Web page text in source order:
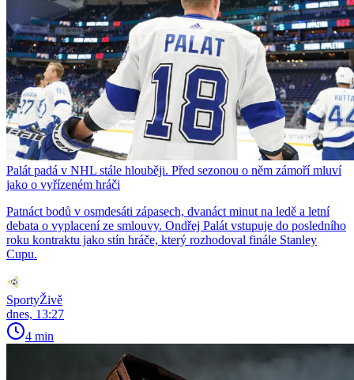
Palát padá v NHL stále hlouběji. Před sezonou o něm zámoří mluví
jako o vyřízeném hráči
Patnáct bodů v osmdesáti zápasech, dvanáct minut na ledě a letní
debata o vyplacení ze smlouvy. Ondřej Palát vstupuje do posledního
roku kontraktu jako stín hráče, který rozhodoval finále Stanley
Cupu.
SportyŽivě
dnes, 13:27
4 min